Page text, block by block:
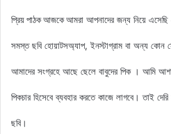
প্রিয় পাঠক আজকেআমরা আপনাদের জন্য নিয়ে এসেছি
সমস্ত ছবি হোয়াটসঅ্যাপ, ইনস্টাগ্রাম বা অন্য কোন
আমাদের সংগ্রহে আছে ছেলে বাবুদের পিক । আমি
পিকচার হিসেবে ব্যবহার করতে কাজে লাগবে। তাই
ছবি।